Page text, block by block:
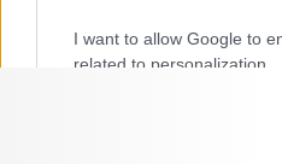
I want to allow Google to
related to personalization.